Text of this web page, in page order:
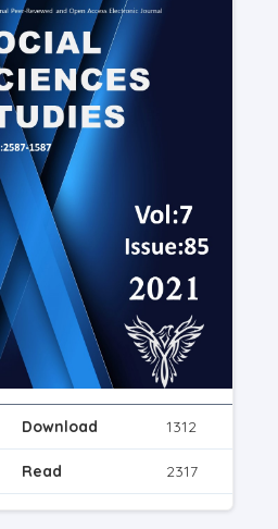
Download 1312
Read 2317